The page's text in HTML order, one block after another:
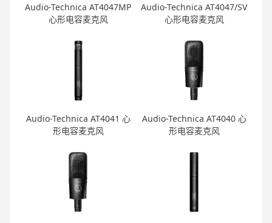
Audio-Technica AT4047MP
心形电容麦克风
Audio-Technica AT4047/SV
心形电容麦克风
Audio-Technica AT4041 心
形电容麦克风
Audio-Technica AT4040 心
形电容麦克风